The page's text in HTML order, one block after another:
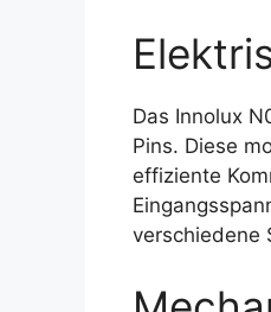
Das Innolux
Pins. Diese
effiziente
verschiedene